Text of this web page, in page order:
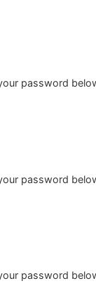
password
password
password